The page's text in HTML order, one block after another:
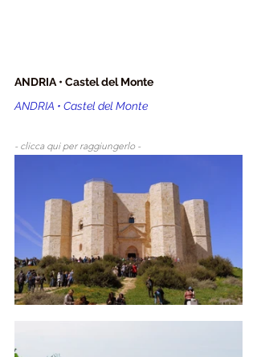
ANDRIA • Castel del Monte
ANDRIA • Castel del Monte
- clicca qui per raggiungerlo -